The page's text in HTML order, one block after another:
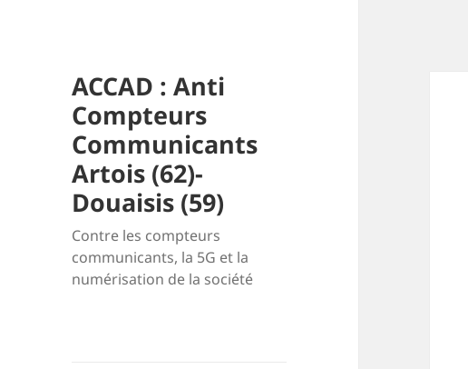
ACCAD : Anti
Compteurs
Communicants
Artois (62)-
Douaisis (59)
Contre les compteurs
communicants, la 5G et la
numérisation de la société